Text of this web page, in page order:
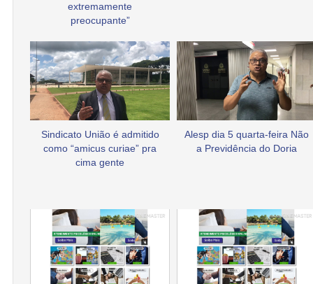
extremamente
preocupante”
Sindicato União é admitido
como “amicus curiae” pra
cima gente
Alesp dia 5 quarta-feira Não
a Previdência do Doria